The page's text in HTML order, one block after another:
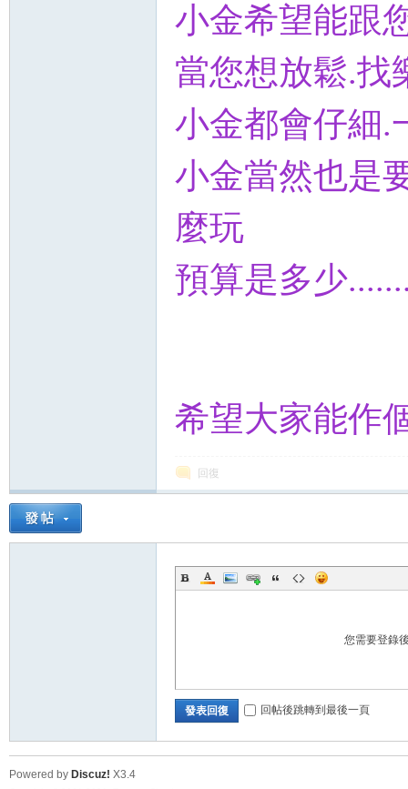
小金希望能跟
當您想放鬆.找
小金都會仔細.
小金當然也是
麼玩
預算是多少
希望大家能作
回復
您需要登錄
發表回復 回帖後跳轉到最後一頁
Powered by Discuz! X3.4